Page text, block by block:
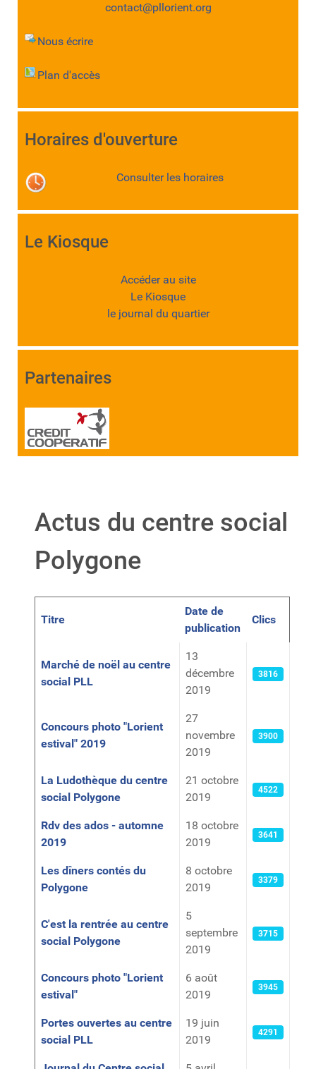
contact@pllorient.org
Nous écrire
Plan d'accès
Horaires d'ouverture
Consulter les horaires
Le Kiosque
Accéder au site
Le Kiosque
le journal du quartier
Partenaires
Actus du centre social
Polygone
Titre
Date de
publication
Clics
Marché de noël au centre
social PLL
13
décembre
2019
3816
Concours photo "Lorient
estival" 2019
27
novembre
2019
3900
La Ludothèque du centre
social Polygone
21 octobre
2019
4522
Rdv des ados - automne
2019
18 octobre
2019
3641
Les dîners contés du
Polygone
8 octobre
2019
3379
C'est la rentrée au centre
social Polygone
5
septembre
2019
3715
Concours photo "Lorient
estival"
6 août
2019
3945
Portes ouvertes au centre
social PLL
19 juin
2019
4291